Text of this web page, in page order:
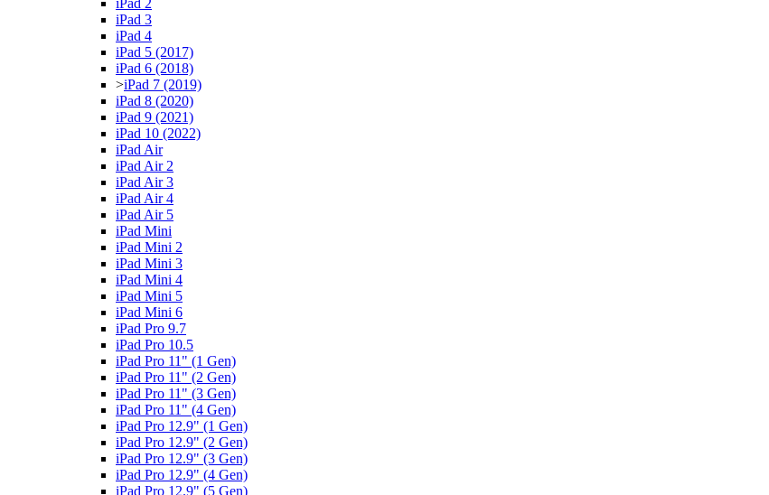
iPad 2
iPad 3
iPad 4
iPad 5 (2017)
iPad 6 (2018)
>iPad 7 (2019)
iPad 8 (2020)
iPad 9 (2021)
iPad 10 (2022)
iPad Air
iPad Air 2
iPad Air 3
iPad Air 4
iPad Air 5
iPad Mini
iPad Mini 2
iPad Mini 3
iPad Mini 4
iPad Mini 5
iPad Mini 6
iPad Pro 9.7
iPad Pro 10.5
iPad Pro 11" (1 Gen)
iPad Pro 11" (2 Gen)
iPad Pro 11" (3 Gen)
iPad Pro 11" (4 Gen)
iPad Pro 12.9" (1 Gen)
iPad Pro 12.9" (2 Gen)
iPad Pro 12.9" (3 Gen)
iPad Pro 12.9" (4 Gen)
iPad Pro 12.9" (5 Gen)